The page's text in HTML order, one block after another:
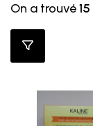
On a trouvé15